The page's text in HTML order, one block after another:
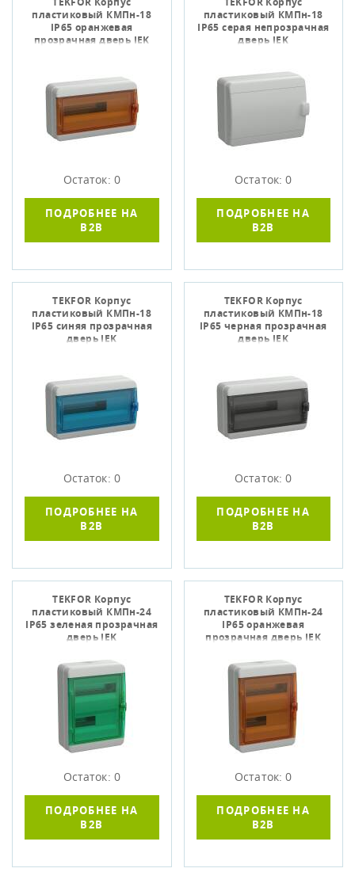
пластиковый КМПн-18
IP65 оранжевая
прозрачная дверь IEK
Остаток: 0
ПОДРОБНЕЕ НА
B2B
пластиковый КМПн-18
IP65 серая непрозрачная
дверь IEK
Остаток: 0
ПОДРОБНЕЕ НА
B2B
TEKFOR Корпус
пластиковый КМПн-18
IP65 синяя прозрачная
дверь IEK
Остаток: 0
ПОДРОБНЕЕ НА
B2B
TEKFOR Корпус
пластиковый КМПн-18
IP65 черная прозрачная
дверь IEK
Остаток: 0
ПОДРОБНЕЕ НА
B2B
TEKFOR Корпус
пластиковый КМПн-24
IP65 зеленая прозрачная
дверь IEK
Остаток: 0
ПОДРОБНЕЕ НА
B2B
TEKFOR Корпус
пластиковый КМПн-24
IP65 оранжевая
прозрачная дверь IEK
Остаток: 0
ПОДРОБНЕЕ НА
B2B